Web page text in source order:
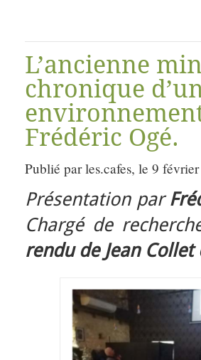
L’ancienne
chronique
Frédéric Ogé.
Publié par les.cafes, le 9
Présentation par
Chargé de
rendu de Jean